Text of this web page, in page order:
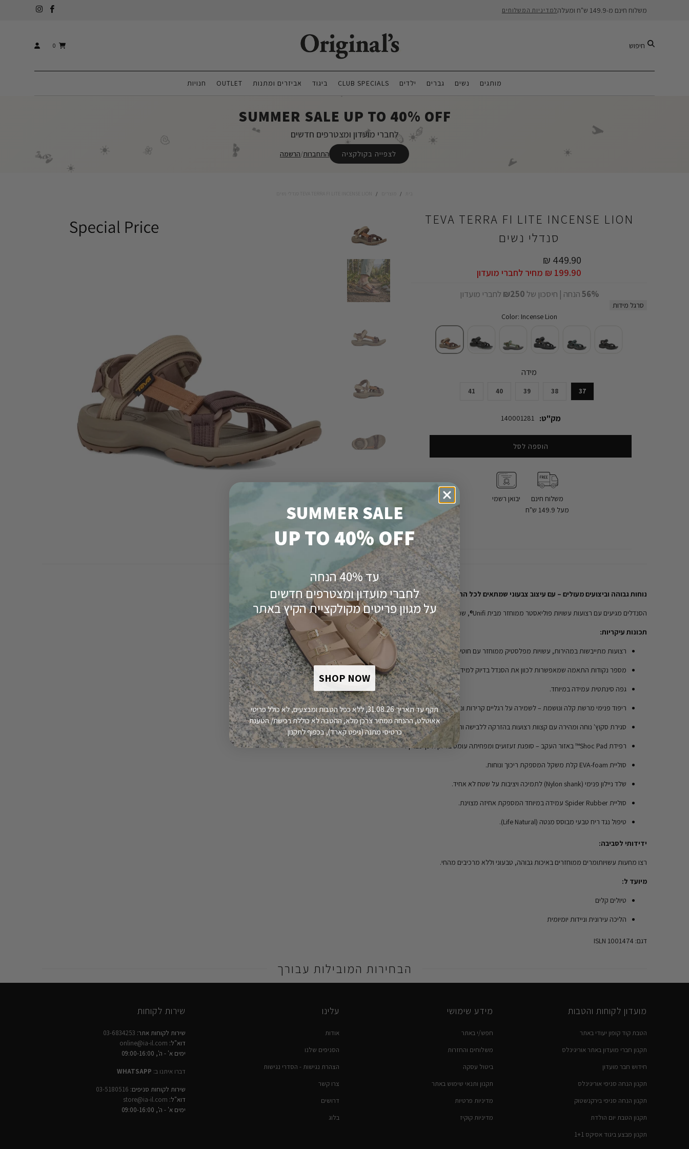
משלוח חינם מ-149.9 ש"ח ומעלה למדיניות המשלוחים
חיפוש 0
מותגים נשים גברים ילדים CLUB SPECIALS ביגוד אביזרים ומתנות OUTLET חנויות
🕶️
🍹🍹
🍦
☀️
🍉
🏖️
🐚
☀️ ☀️
🕶️
🕶️
🐚
🌺
🌊
🍹 ☀️
🍹 🌊
SUMMER SALE UP TO 40% OFF
לחברי מועדון ומצטרפים חדשים
לצפייה בקולקציה התחברות/הרשמה
/
/
TEVA TERRA FI LITE INCENSE LION
סנדלי נשים
449.90 ₪
199.90 ₪ מחיר לחברי מועדון
56%הנחה | חיסכון של ₪250 לחברי מועדון
סרגל מידות
Color: Incense Lion
מידה
37
38
39
40
41
מק"ט: 140001281
הוספה לסל
משלוח חינם
מעל 149.9 ש"ח
יבואן רשמי
פירוט מוצר
נוחות גבוהה וביצועים מעולים – עם עיצוב צבעוני שמתאים לכל הרפתקה שתבחר.
הסנדלים מגיעים עם רצועות עשויות פוליאסטר ממוחזר מבית Unifi®, שמספקות עמידות מרשימה ועוזרות להפחית פסולת פלסטיק מהסביבה.
תכונות עיקריות:
רצועות מתייבשות במהירות, עשויות מפלסטיק ממוחזר עם חוטי REPREVE®.
מספר נקודות התאמה שמאפשרות לכוון את הסנדל בדיוק למידתך.
גפה סינתטית עמידה במיוחד.
ריפוד פנימי מרשת קלה ונושמת – לשמירה על רגליים קרירות ונוחות.
סגירת סקוץ' נוחה ומהירה עם קצוות רצועות בהזרקה ללבישה והתאמה קלה.
רפידת Shoc Pad™ באזור העקב – סופגת זעזועים ומפחיתה עומס בדיוק היכן שצריך.
סוליית EVA-foam קלת משקל המספקת ריכוך ונוחות.
שלד ניילון פנימי (Nylon shank) לתמיכה ויציבות על שטח לא אחיד.
סוליית Spider Rubber עמידה במיוחד המספקת אחיזה מצוינת.
טיפול נגד ריח טבעי מבוסס מנטה (Life Natural).
ידידותי לסביבה:
רצו מחעות עשויותומרים ממוחזרים באיכות גבוהה, טבעוני וללא מרכיבים מהחי.
מיועד ל:
טיולים קלים
הליכה עירונית וניידות יומיומית
דגם: 1001474 ISLN
הבחירות המובילות עבורך
מועדון לקוחות והטבות
הטבת קוד קופון יעודי באתר
תקנון חברי מועדון באתר אוריגינלס
חידוש חבר מועדון
תקנון הנחה סניפי אוריגינלס
תקנון הנחה סניפי בירקנשטוק
תקנון הטבת יום הולדת
תקנון מבצע ביגוד אסיקס 1+1
מידע שימושי
חפש/י באתר
משלוחים והחזרות
ביטול עסקה
תקנון ותנאי שימוש באתר
מדיניות פרטיות
מדיניות קוקיז
עלינו
אודות
הסניפים שלנו
הצהרת נגישות - הסדרי נגישות
צרו קשר
דרושים
בלוג
שירות לקוחות
שירות לקוחות אתר: 03-6834253
דוא"ל: online@ia-il.com
ימים א' - ה', 09:00-16:00
דברו איתנו ב: WHATSAPP
שירות לקוחות סניפים: 03-5180516
דוא"ל: store@ia-il.com
ימים א' - ה', 09:00-16:00
SUMMER SALE
UP TO 40% OFF
עד 40% הנחה
לחברי מועדון ומצטרפים חדשים
על מגוון פריטים מקולקציית הקיץ באתר
SHOP NOW
תקף עד תאריך 31.08.26, ללא כפל הטבות ומבצעים, לא כולל פריטי
אאוטלט, ההנחה ממחיר צרכן מלא, ההטבה לא כוללת רכישת/ הטענת
כרטיסי מתנה (גיפט קארד), בכפוף לתקנון